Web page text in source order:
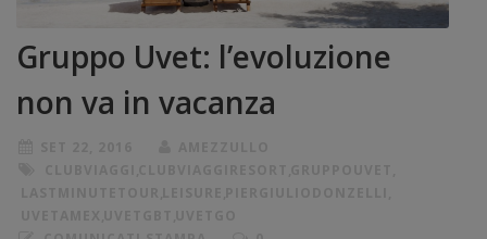
Gruppo Uvet: l’evoluzione
non va in vacanza